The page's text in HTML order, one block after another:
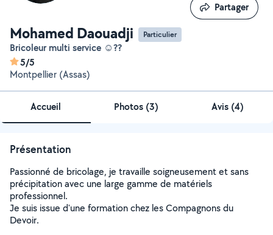
Mohamed Daouadji Particulier
Bricoleur multi service ☺️??️
5/5
Montpellier (Assas)
Partager
Partager
Accueil Photos (3) Avis (4)
Présentation
Passionné de bricolage, je travaille soigneusement et sans
précipitation avec une large gamme de matériels
professionnel.
Je suis issue d'une formation chez les Compagnons du
Devoir.